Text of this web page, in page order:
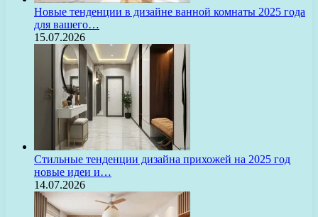
Новые тенденции в дизайне ванной комнаты 2025 года
для вашего…
15.07.2026
Стильные тенденции дизайна прихожей на 2025 год
новые идеи и…
14.07.2026